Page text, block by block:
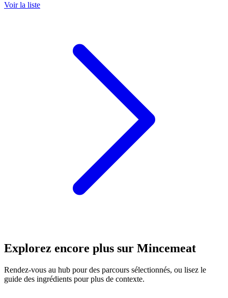
Voir la liste
Explorez encore plus sur Mincemeat
Rendez-vous au hub pour des parcours sélectionnés, ou lisez le
guide des ingrédients pour plus de contexte.